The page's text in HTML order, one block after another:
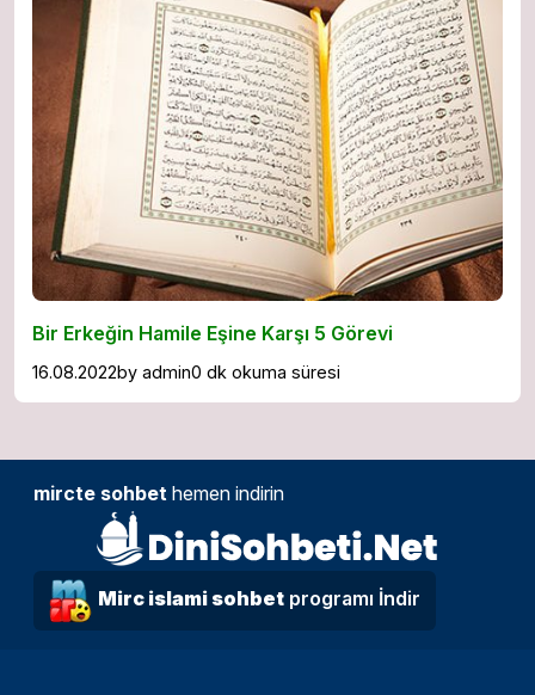
Bir Erkeğin Hamile Eşine Karşı 5 Görevi
16.08.2022by admin0 dk okuma süresi
mircte sohbet hemen indirin
Mirc islami sohbet programı İndir